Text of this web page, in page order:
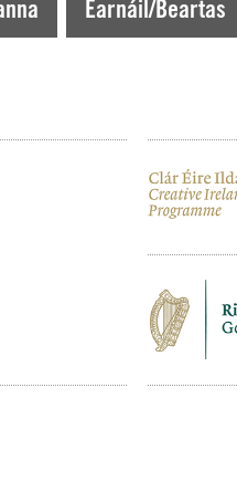
Earnáil/Beartas